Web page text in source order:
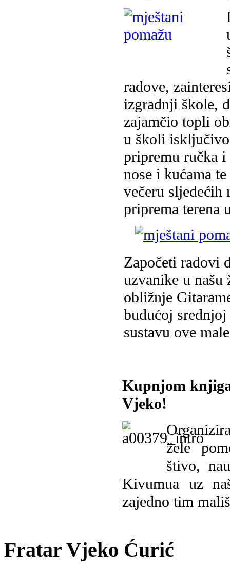
radove,
izgradnji škole,
zajamčio topli
u školi
pripremu ručka i
nose i kućama
večeru sljedećih
priprema terena
Započeti radovi
uzvanike u našu
obližnje
budućoj
sustavu ove
Kupnjom
Vjeko!
žele
štivo,
Kivumua uz
zajedno tim
Fratar Vjeko Ćurić